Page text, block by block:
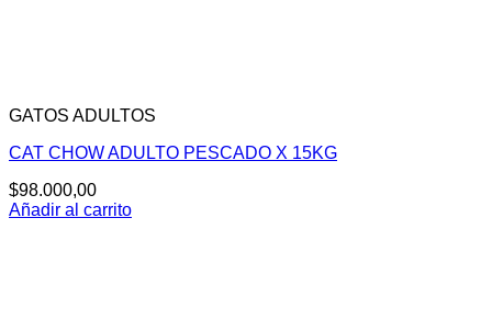
GATOS ADULTOS
CAT CHOW ADULTO PESCADO X 15KG
$98.000,00
Añadir al carrito